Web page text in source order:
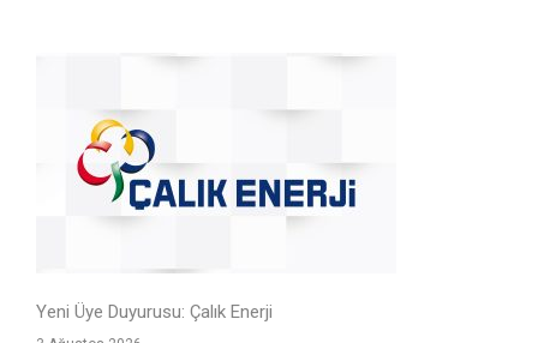
Yeni Üye Duyurusu: Çalık Enerji